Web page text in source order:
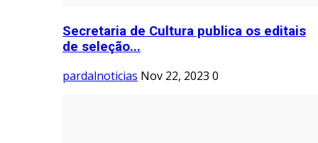
Secretaria de Cultura publica os editais
de seleção...
pardalnoticias Nov 22, 2023 0